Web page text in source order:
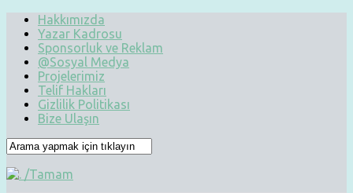
Hakkımızda
Yazar Kadrosu
Sponsorluk ve Reklam
@Sosyal Medya
Projelerimiz
Telif Hakları
Gizlilik Politikası
Bize Ulaşın